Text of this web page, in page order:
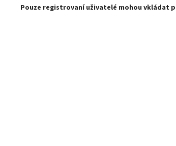
Pouze registrovaní uživatelé mohou vkládat